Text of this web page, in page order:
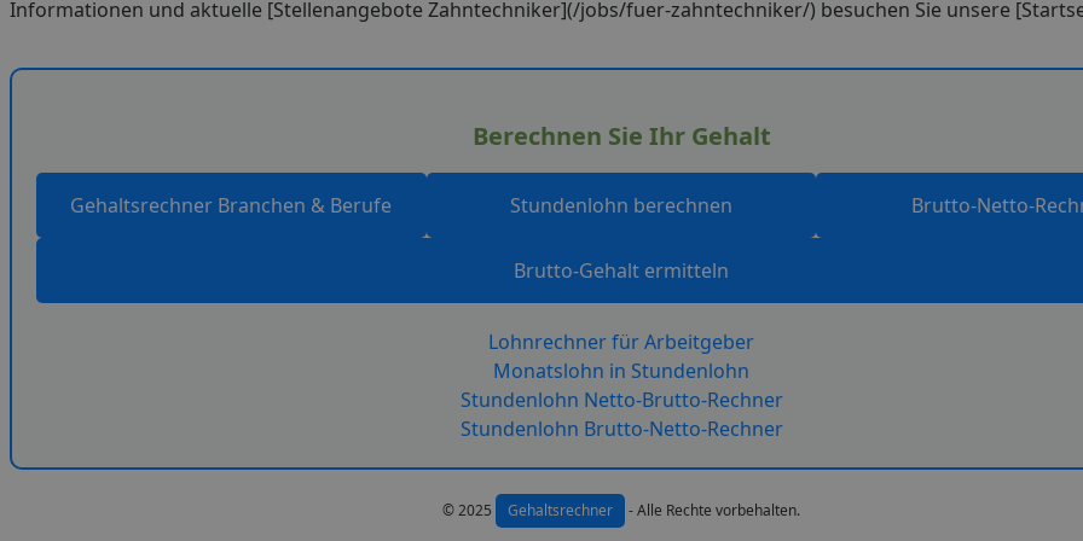
Informationen und aktuelle [Stellenangebote Zahntechniker](/jobs/fuer-zahntechniker/) besuchen Sie unsere
Berechnen Sie Ihr Gehalt
Gehaltsrechner Branchen & Berufe Stundenlohn berechnen Brutto-Netto-
Brutto-Gehalt ermitteln
Lohnrechner für Arbeitgeber
Monatslohn in Stundenlohn
Stundenlohn Netto-Brutto-Rechner
Stundenlohn Brutto-Netto-Rechner
© 2025 Gehaltsrechner - Alle Rechte vorbehalten.